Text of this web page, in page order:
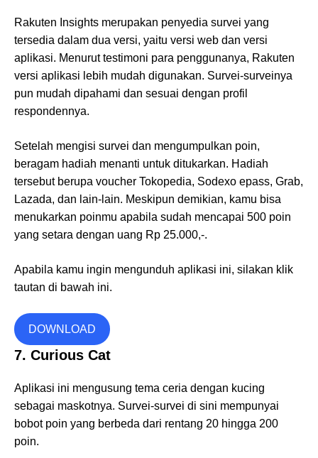
Rakuten Insights merupakan penyedia survei yang
tersedia dalam dua versi, yaitu versi web dan versi
aplikasi. Menurut testimoni para penggunanya, Rakuten
versi aplikasi lebih mudah digunakan. Survei-surveinya
pun mudah dipahami dan sesuai dengan profil
respondennya.
Setelah mengisi survei dan mengumpulkan poin,
beragam hadiah menanti untuk ditukarkan. Hadiah
tersebut berupa voucher Tokopedia, Sodexo epass, Grab,
Lazada, dan lain-lain. Meskipun demikian, kamu bisa
menukarkan poinmu apabila sudah mencapai 500 poin
yang setara dengan uang Rp 25.000,-.
Apabila kamu ingin mengunduh aplikasi ini, silakan klik
tautan di bawah ini.
DOWNLOAD
7. Curious Cat
Aplikasi ini mengusung tema ceria dengan kucing
sebagai maskotnya. Survei-survei di sini mempunyai
bobot poin yang berbeda dari rentang 20 hingga 200
poin.